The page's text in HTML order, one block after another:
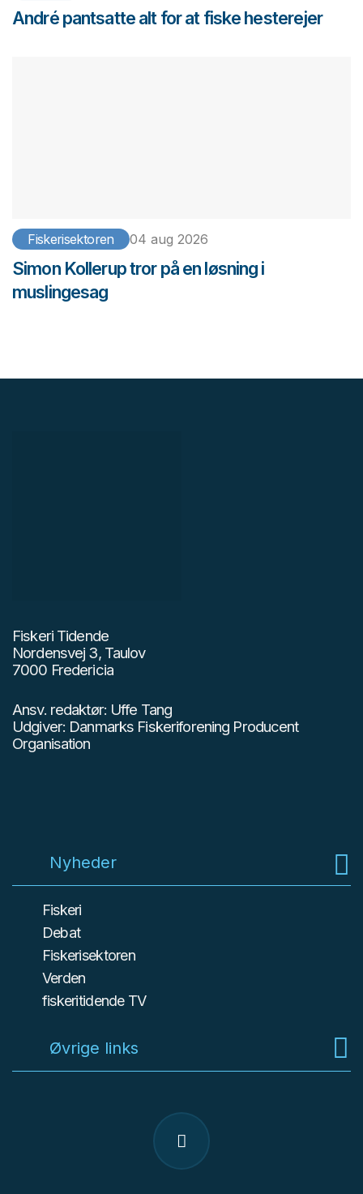
André pantsatte alt for at fiske hesterejer
Fiskerisektoren 04 aug 2026
Simon Kollerup tror på en løsning i
muslingesag
Fiskeri Tidende
Nordensvej 3, Taulov
7000 Fredericia
Ansv. redaktør: Uffe Tang
Udgiver: Danmarks Fiskeriforening Producent
Organisation
Nyheder
Fiskeri
Debat
Fiskerisektoren
Verden
fiskeritidende TV
Øvrige links